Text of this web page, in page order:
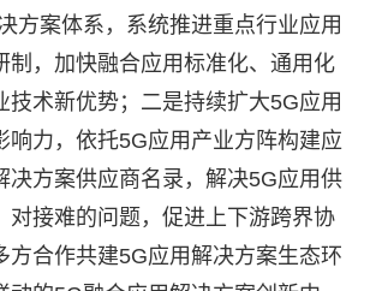
方案体系，系统推进重点行业应用
制，加快融合应用标准化、通用化
技术新优势；二是持续扩大5G应用
响力，依托5G应用产业方阵构建应
决方案供应商名录，解决5G应用供
对接难的问题，促进上下游跨界协
方合作共建5G应用解决方案生态环